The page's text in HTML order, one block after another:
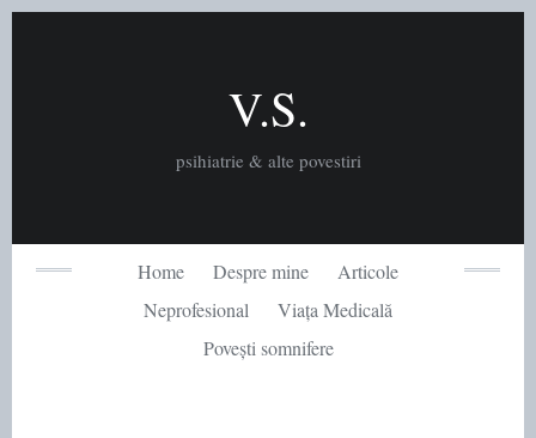
V.S.
psihiatrie & alte povestiri
Home Despre mine
Articole
Neprofesional
Viața Medicală
Povești somnifere